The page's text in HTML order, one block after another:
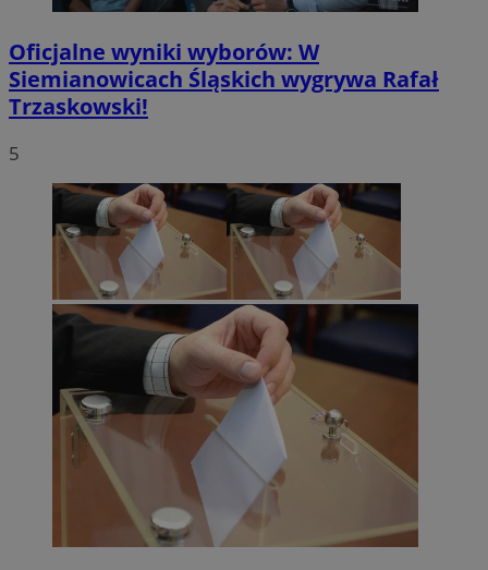
Oficjalne wyniki wyborów: W
Siemianowicach Śląskich wygrywa Rafał
Trzaskowski!
5